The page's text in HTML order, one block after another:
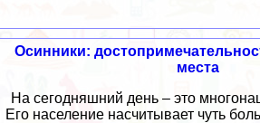
Осинники:
места
На сегодняшний день – это
Его население насчитывает чуть